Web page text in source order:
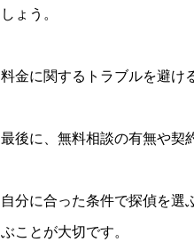
しょう。
料金に関するトラブルを避け
最後に、無料相談の有無や契
自分に合った条件で探偵を
ぶことが大切です。